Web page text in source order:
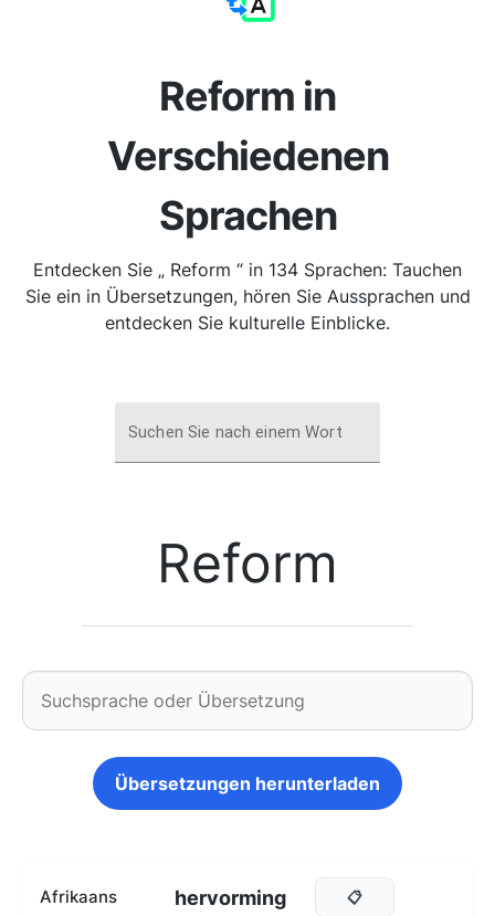
Reform in
Verschiedenen
Sprachen
Entdecken Sie „ Reform “ in 134 Sprachen: Tauchen
Sie ein in Übersetzungen, hören Sie Aussprachen und
entdecken Sie kulturelle Einblicke.
Suchen Sie nach einem Wort
Reform
Übersetzungen herunterladen
Afrikaans hervorming 📋